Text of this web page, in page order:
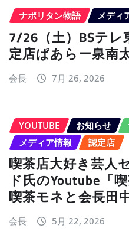
ナポリタン物語 メディ
7/26（土）BSテ
定店ぱあらー泉南
会長 7月 26, 2026
YOUTUBE お知らせ
メディア情報
認定店
喫茶店大好き芸人
ド氏のYoutube「
喫茶モネと会長田
会長 5月 22, 2026